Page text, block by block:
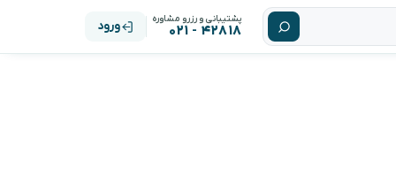
پشتیبانی و رزرو مشاوره
۴۲۸۱۸ - ۰۲۱ ورود